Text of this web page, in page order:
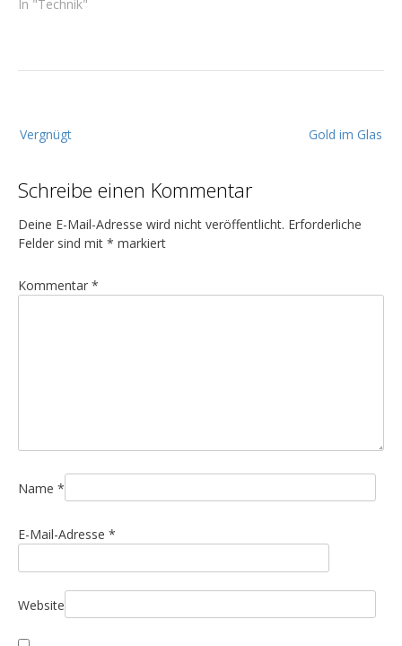
In "Technik"
e
t
r
a
s
a
i
o
n
Gold im Glas
Vergnügt
Schreibe einen Kommentar
Deine E-Mail-Adresse wird nicht veröffentlicht. Erforderliche
Felder sind mit * markiert
Kommentar *
Name *
E-Mail-Adresse *
Website